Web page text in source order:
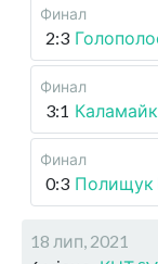
Финал
2:3
Финал
3:1
Финал
0:3 Полищук
18 лип, 2021